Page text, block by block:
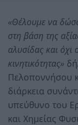
«Θέλουμε να
στη βάση της
αλυσίδας και
κινητικότητας»
Πελοποννήσου
διάρκεια
υπεύθυνο του
και Χημείας